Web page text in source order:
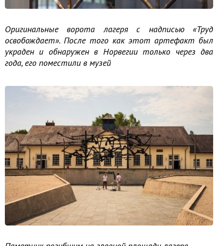
Оригинальные ворота лагеря с надписью «Труд
освобождает». После того как этот артефакт был
украден и обнаружен в Норвегии только через два
года, его поместили в музей